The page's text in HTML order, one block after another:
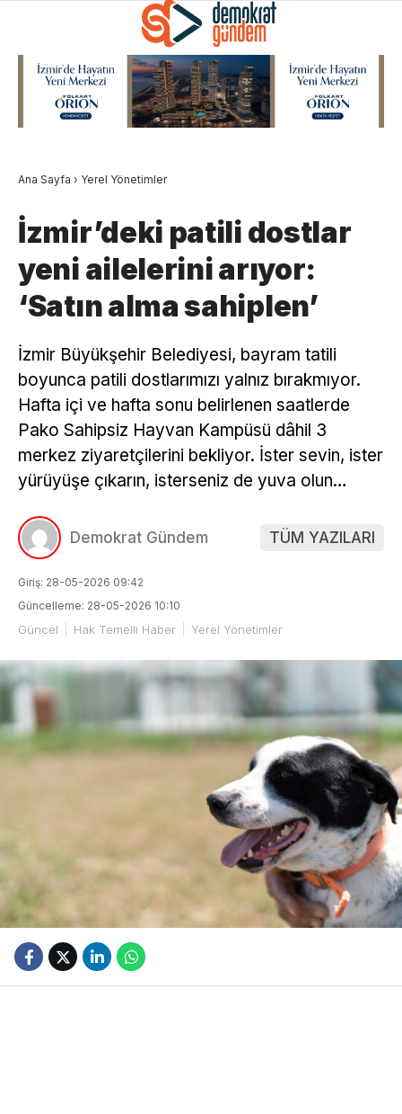
Ana Sayfa › Yerel Yönetimler
İzmir’deki patili dostlar
yeni ailelerini arıyor:
‘Satın alma sahiplen’
İzmir Büyükşehir Belediyesi, bayram tatili
boyunca patili dostlarımızı yalnız bırakmıyor.
Hafta içi ve hafta sonu belirlenen saatlerde
Pako Sahipsiz Hayvan Kampüsü dâhil 3
merkez ziyaretçilerini bekliyor. İster sevin, ister
yürüyüşe çıkarın, isterseniz de yuva olun…
Demokrat Gündem TÜM YAZILARI
Giriş: 28-05-2026 09:42
Güncelleme: 28-05-2026 10:10
Güncel Hak Temelli Haber Yerel Yönetimler